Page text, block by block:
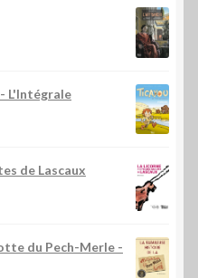
L'Intégrale
de Lascaux
du Pech-Merle -